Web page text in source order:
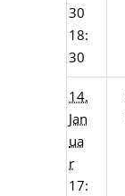
30
18:
30
14.
Jan
ua
r
17: